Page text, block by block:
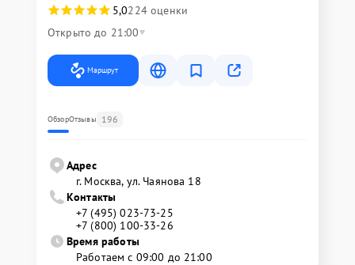
5,0224 оценки
Открыто до 21:00
Маршрут
ОбзорОтзывы 196
Адрес
г. Москва, ул. Чаянова 18
Контакты
+7 (495) 023-73-25
+7 (800) 100-33-26
Время работы
Работаем с 09:00 до 21:00